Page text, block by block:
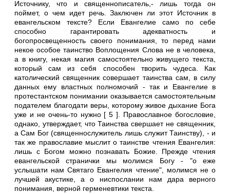
Источнику, что и священнописатель,- лишь тогда он
поймет, о чем идет речь. Заключен ли этот Источник в
евангельском тексте? Если Евангелие само по себе
способно гарантировать адекватность и
богопросвещенность своего понимания, то перед нами
некое особое таинство Воплощения Слова не в человека,
а в книгу, некая магия самостоятельно живущего текста,
который сам из себя способен творить чудеса. Как
католический священник совершает таинства сам, в силу
данных ему властных полномочий - так и Евангелие в
протестантском понимании оказывается самостоятельным
подателем благодати веры, которому живое дыхание Бога
уже и не очень-то нужно [ 5 ]. Православное богословие,
однако, утверждает, что Таинства свершает не священник,
а Сам Бог (священнослужитель лишь служит Таинству), - и
так же православие мыслит о таинстве чтения Евангелия:
лишь с Богом можно познавать Божие. Прежде чтения
евангельской странички мы молимся Богу - "о еже
услышати нам Святаго Евангелия чтение", молимся не о
лучшей акустике, а о ниспослании нам дара верного
понимания, верной герменевтики текста.